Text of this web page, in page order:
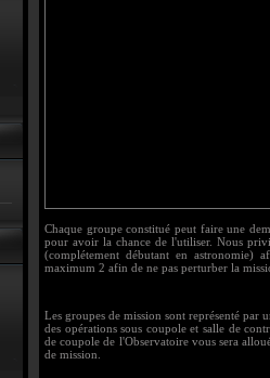
Chaque groupe constitué peut faire une
pour avoir la chance de l'utiliser. Nous
(complétement débutant en astronomie)
maximum 2 afin de ne pas perturber la
Les groupes de mission sont représenté par
des opérations sous coupole et salle de
de coupole de l'Observatoire vous sera
de mission.